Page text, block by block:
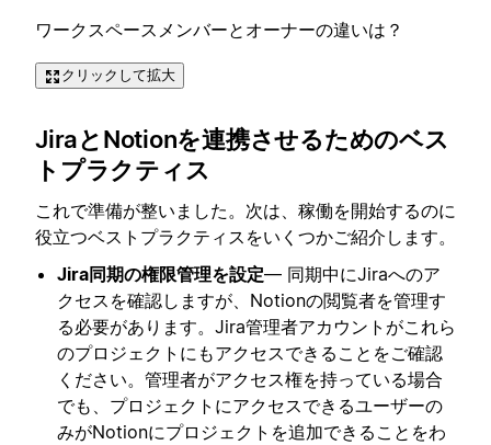
ワークスペースメンバーとオーナーの違いは？
クリックして拡大
JiraとNotionを連携させるためのベス
トプラクティス
これで準備が整いました。次は、稼働を開始するのに
役立つベストプラクティスをいくつかご紹介します。
Jira同期の権限管理を設定— 同期中にJiraへのア
クセスを確認しますが、Notionの閲覧者を管理す
る必要があります。Jira管理者アカウントがこれら
のプロジェクトにもアクセスできることをご確認
ください。管理者がアクセス権を持っている場合
でも、プロジェクトにアクセスできるユーザーの
みがNotionにプロジェクトを追加できることをわ